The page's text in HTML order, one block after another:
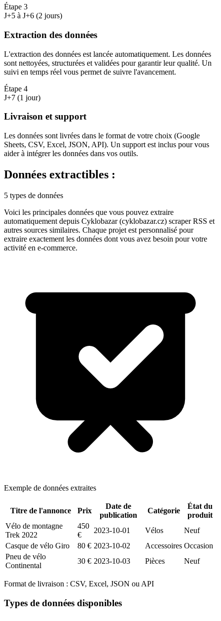
Étape 3
J+5 à J+6 (2 jours)
Extraction des données
L'extraction des données est lancée automatiquement. Les données
sont nettoyées, structurées et validées pour garantir leur qualité. Un
suivi en temps réel vous permet de suivre l'avancement.
Étape 4
J+7 (1 jour)
Livraison et support
Les données sont livrées dans le format de votre choix (Google
Sheets, CSV, Excel, JSON, API). Un support est inclus pour vous
aider à intégrer les données dans vos outils.
Données extractibles :
5 types de données
Voici les principales données que vous pouvez extraire
automatiquement depuis Cyklobazar (cyklobazar.cz) scraper RSS et
autres sources similaires. Chaque projet est personnalisé pour
extraire exactement les données dont vous avez besoin pour votre
activité en e-commerce.
Exemple de données extraites
Titre de l'annonce Prix
Date de
publication
Catégorie
État du
produit
Vélo de montagne
Trek 2022
450
€
2023-10-01 Vélos
Neuf
Casque de vélo Giro
80 € 2023-10-02 Accessoires Occasion
Pneu de vélo
Continental
30 € 2023-10-03 Pièces Neuf
Format de livraison : CSV, Excel, JSON ou API
Types de données disponibles